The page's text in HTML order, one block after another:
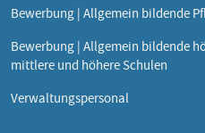
Bewerbung | Allgemein bildende
Bewerbung | Allgemein bildende
mittlere und höhere Schulen
Verwaltungspersonal